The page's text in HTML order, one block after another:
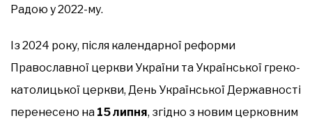
Радою у 2022-му.
Із 2024 року, після календарної реформи
Православної церкви України та Української греко-
католицької церкви, День Української Державності
перенесено на 15 липня, згідно з новим церковним